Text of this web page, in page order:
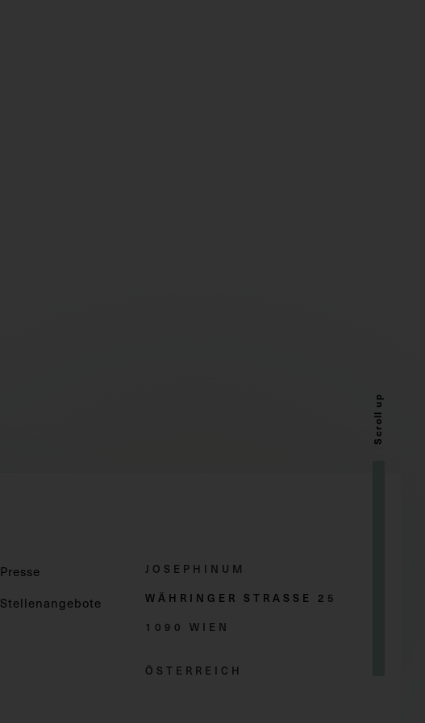
Scroll up
Presse
Stellenangebote
JOSEPHINUM
WÄHRINGER STRASSE 2 5
1090 WIEN
ÖSTERREICH